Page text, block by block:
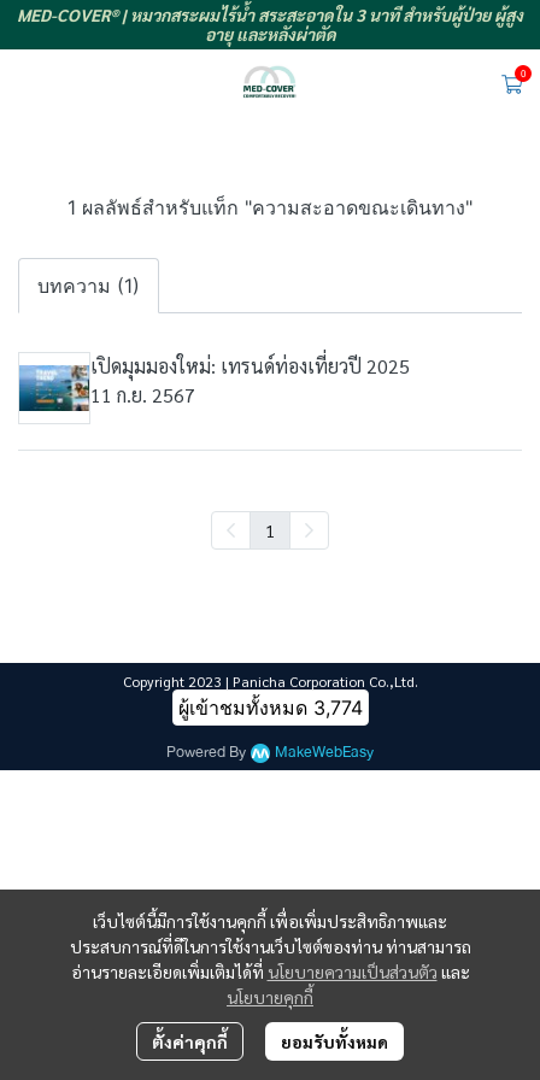
MED-COVER® | หมวกสระผมไร้น้ำ สระสะอาดใน 3 นาที สำหรับผู้ป่วย ผู้สูง
อายุ และหลังผ่าตัด
0
1 ผลลัพธ์สำหรับแท็ก "ความสะอาดขณะเดินทาง"
บทความ (1)
เปิดมุมมองใหม่: เทรนด์ท่องเที่ยวปี 2025
11 ก.ย. 2567
1
เว็บไซต์นี้มีการใช้งานคุกกี้ เพื่อเพิ่มประสิทธิภาพและ
ประสบการณ์ที่ดีในการใช้งานเว็บไซต์ของท่าน ท่านสามารถ
อ่านรายละเอียดเพิ่มเติมได้ที่ นโยบายความเป็นส่วนตัว และ
นโยบายคุกกี้
ตั้งค่าคุกกี้ ยอมรับทั้งหมด
Copyright 2023 | Panicha Corporation Co.,Ltd.
ผู้เข้าชมทั้งหมด 3,774
Powered By MakeWebEasy